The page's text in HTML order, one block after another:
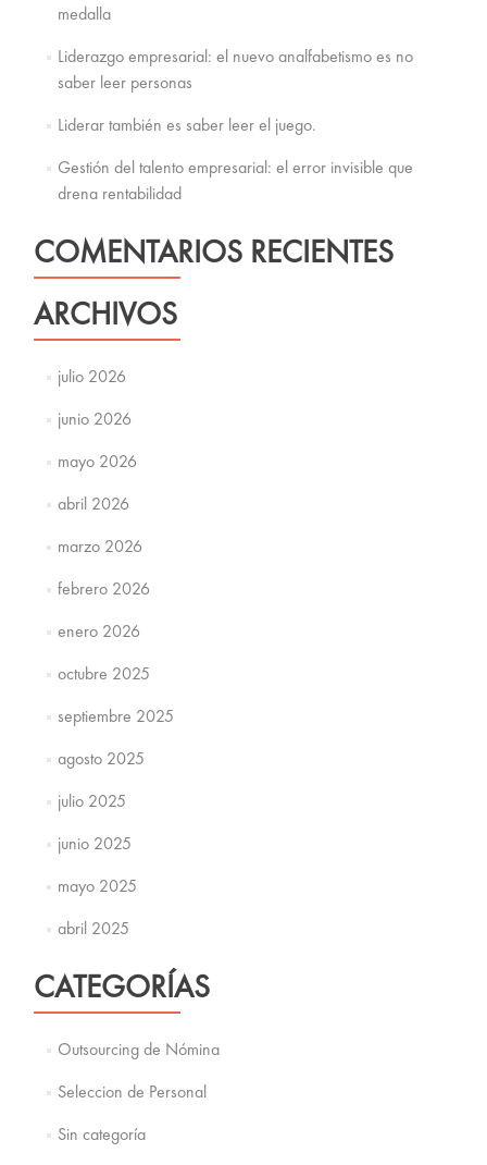
medalla
Liderazgo empresarial: el nuevo analfabetismo es no
saber leer personas
Liderar también es saber leer el juego.
Gestión del talento empresarial: el error invisible que
drena rentabilidad
COMENTARIOS RECIENTES
ARCHIVOS
julio 2026
junio 2026
mayo 2026
abril 2026
marzo 2026
febrero 2026
enero 2026
octubre 2025
septiembre 2025
agosto 2025
julio 2025
junio 2025
mayo 2025
abril 2025
CATEGORÍAS
Outsourcing de Nómina
Seleccion de Personal
Sin categoría